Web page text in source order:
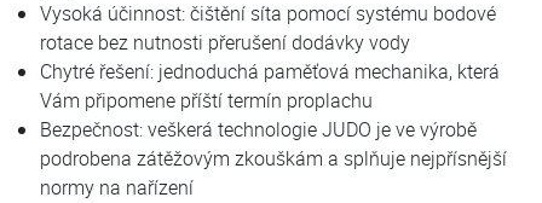
Vysoká účinnost: čištění síta pomocí systému bodové
rotace bez nutnosti přerušení dodávky vody
Chytré řešení: jednoduchá paměťová mechanika, která
Vám připomene příští termín proplachu
Bezpečnost: veškerá technologie JUDO je ve výrobě
podrobena zátěžovým zkouškám a splňuje nejpřísnější
normy na nařízení